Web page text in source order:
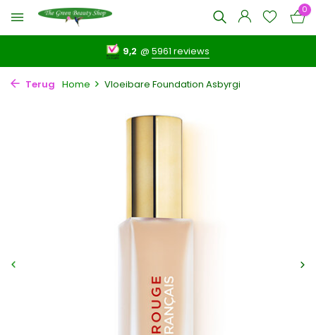
0
9,2 @5961 reviews
Terug Home Vloeibare Foundation Asbyrgi